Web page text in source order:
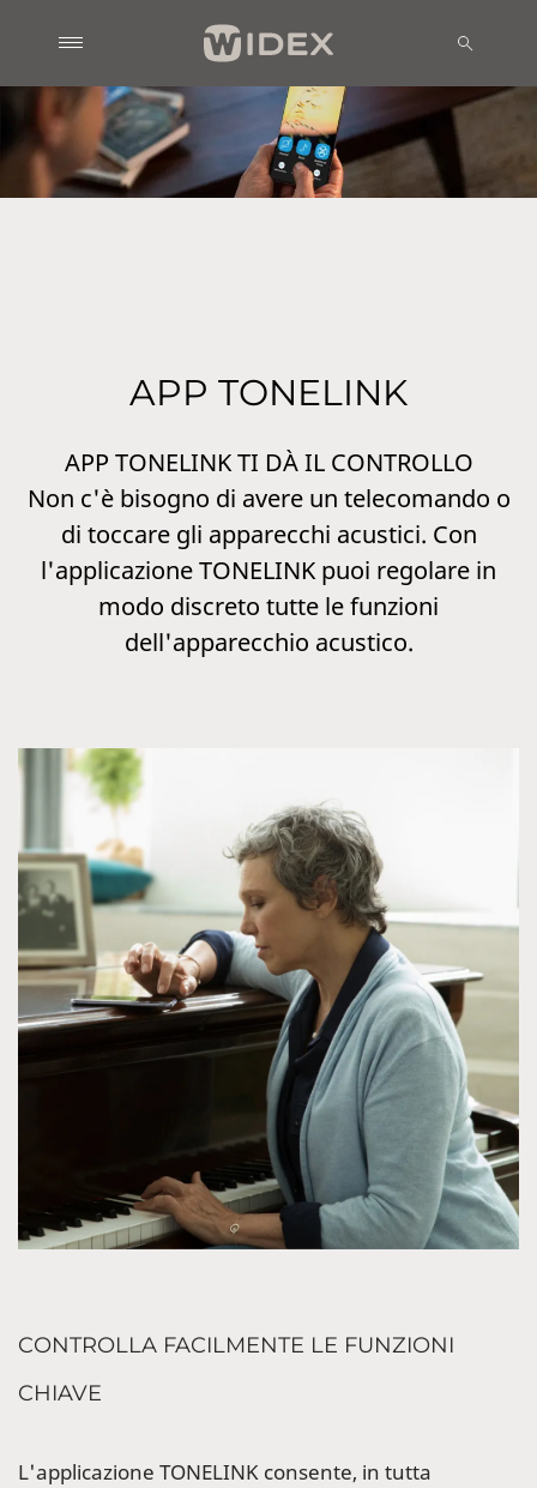
APP TONELINK
APP TONELINK TI DÀ IL CONTROLLO
Non c'è bisogno di avere un telecomando o
di toccare gli apparecchi acustici. Con
l'applicazione TONELINK puoi regolare in
modo discreto tutte le funzioni
dell'apparecchio acustico.
CONTROLLA FACILMENTE LE FUNZIONI
CHIAVE
L'applicazione TONELINK consente, in tutta